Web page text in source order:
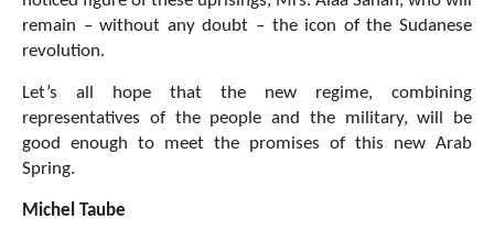
remain – without any doubt – the icon of the Sudanese
revolution.
Let’s all hope that the new regime, combining
representatives of the people and the military, will be
good enough to meet the promises of this new Arab
Spring.
Michel Taube